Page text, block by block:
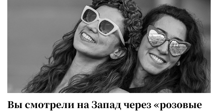
Вы смотрели на Запад через «розовые